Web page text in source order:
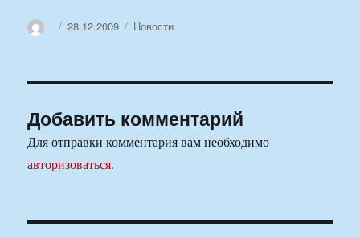
АвторОпубликовано
28.12.2009 Рубрики
Новости
Добавить комментарий
Для отправки комментария вам необходимо
авторизоваться.